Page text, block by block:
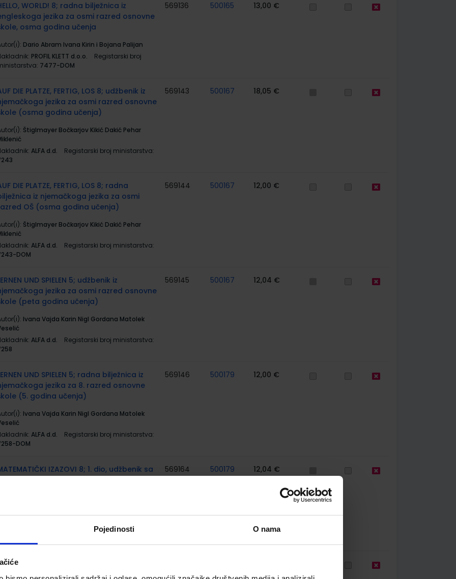
Pojedinosti O nama
WORLD! 8; radna bilježnica iz
jezika za osmi razred osnovne
osma godina učenja
Dario Abram Ivana Kirin i Bojana Palijan
PROFIL KLETT d.o.o.
Registarski broj
7477-DOM
569136 500165 13,00 €
DIE PLATZE, FERTIG, LOS 8; udžbenik iz
jezika za osmi razred osnovne
(osma godina učenja)
Štiglmayer Bočkarjov Kikić Dakić Pehar
ALFA d.d.
Registarski broj ministarstva:
569143 500167 18,05 €
DIE PLATZE, FERTIG, LOS 8; radna
iz njemačkoga jezika za osmi
OŠ (osma godina učenja)
Štiglmayer Bočkarjov Kikić Dakić Pehar
ALFA d.d.
Registarski broj ministarstva:
DOM
569144 500167 12,00 €
UND SPIELEN 5; udžbenik iz
jezika za osmi razred osnovne
(peta godina učenja)
Ivana Vajda Karin Nigl Gordana Matolek
ALFA d.d.
Registarski broj ministarstva:
569145 500167 12,04 €
UND SPIELEN 5; radna bilježnica iz
jezika za 8. razred osnovne
(5. godina učenja)
Ivana Vajda Karin Nigl Gordana Matolek
ALFA d.d.
Registarski broj ministarstva:
DOM
569146 500179 12,00 €
IZAZOVI 8; 1. dio, udžbenik sa
Grgić
Registarski broj ministarstva:
569164 500179 12,04 €
IZAZOVI 8; 2. dio, udžbenik sa
za vježbanje iz matematike za